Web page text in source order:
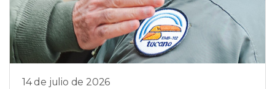
14 de julio de 2026